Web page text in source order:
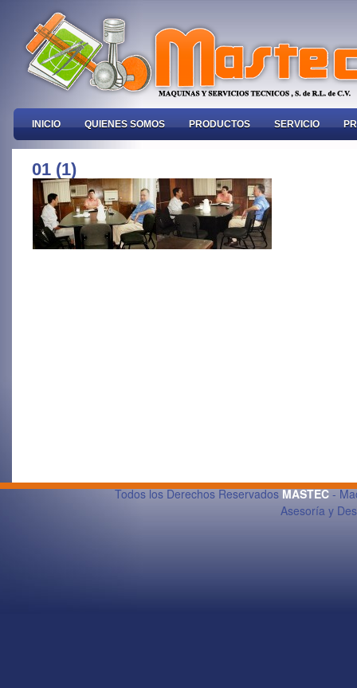
INICIO QUIENES SOMOS PRODUCTOS SERVICIO
01 (1)
Todos los Derechos ReservadosMASTEC-
Asesoría y